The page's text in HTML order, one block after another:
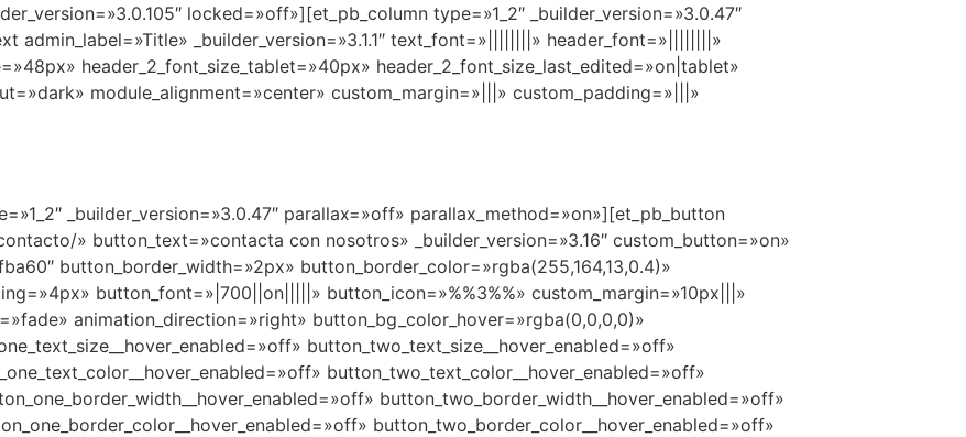
locked=»off»][et_pb_column type=»1_2″ _builder_version=»3.0.47″
admin_label=»Title» _builder_version=»3.1.1″ text_font=»||||||||» header_font=»||||||||»
header_2_font_size_tablet=»40px» header_2_font_size_last_edited=»on|tablet»
module_alignment=»center» custom_margin=»|||» custom_padding=»|||»
_builder_version=»3.0.47″ parallax=»off» parallax_method=»on»][et_pb_button
» button_text=»contacta con nosotros» _builder_version=»3.16″ custom_button=»on»
button_border_width=»2px» button_border_color=»rgba(255,164,13,0.4)»
button_font=»|700||on|||||» button_icon=»%%3%%» custom_margin=»10px|||»
animation_direction=»right» button_bg_color_hover=»rgba(0,0,0,0)»
button_two_text_size__hover_enabled=»off»
button_two_text_color__hover_enabled=»off»
button_two_border_width__hover_enabled=»off»
button_two_border_color__hover_enabled=»off»